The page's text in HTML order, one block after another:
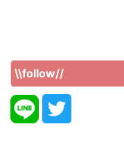
\\follow//